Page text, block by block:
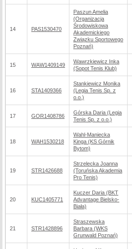
14 PAS1530470
Paszun Amelia
(Organizacja
Środowiskowa
Akademickiego
Związku Sportowego
Poznań)
15 WAW1409149
Wawrzkiewicz Inka
(Sopot Tenis Klub)
16 STA1409366
Stankiewicz Monika
(Legia Tenis Sp. z
o.o.)
17 GOR1408786
Górska Daria (Legia
Tenis Sp. z o.o.)
18 WAH1530218
Wahl-Maniecka
Kinga (KS Górnik
Bytom)
19 STR1426688
Strzelecka Joanna
(Toruńska Akademia
Pro Tenis)
20 KUC1405771
Kuczer Daria (BKT
Advantage Bielsko-
Biała)
21 STR1428896
Straszewska
Barbara (WKS
Grunwald Poznań)